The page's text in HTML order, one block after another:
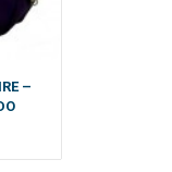
–